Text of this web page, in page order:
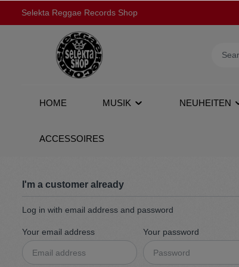
Selekta Reggae Records Shop
HOME MUSIK NEUHEITEN
ACCESSOIRES
Show all Musik
DVD
Show all Neuheiten
Show all Sale
Show all Fashion
Shirts
I'm a customer already
Log in with email address and password
Your email address Your password